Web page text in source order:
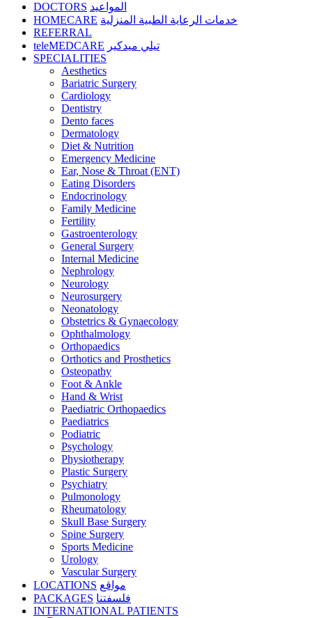
DOCTORS المواعيد
HOMECARE خدمات الرعاية الطبية المنزلية
REFERRAL
teleMEDCARE تيلي ميدكير
SPECIALITIES
Aesthetics
Bariatric Surgery
Cardiology
Dentistry
Dento faces
Dermatology
Diet & Nutrition
Emergency Medicine
Ear, Nose & Throat (ENT)
Eating Disorders
Endocrinology
Family Medicine
Fertility
Gastroenterology
General Surgery
Internal Medicine
Nephrology
Neurology
Neurosurgery
Neonatology
Obstetrics & Gynaecology
Ophthalmology
Orthopaedics
Orthotics and Prosthetics
Osteopathy
Foot & Ankle
Hand & Wrist
Paediatric Orthopaedics
Paediatrics
Podiatric
Psychology
Physiotherapy
Plastic Surgery
Psychiatry
Pulmonology
Rheumatology
Skull Base Surgery
Spine Surgery
Sports Medicine
Urology
Vascular Surgery
LOCATIONS مواقع
PACKAGES فلسفتنا
INTERNATIONAL PATIENTS